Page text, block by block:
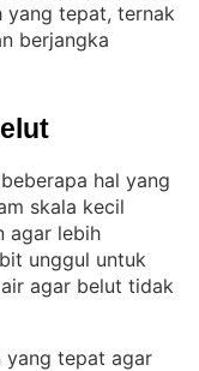
yang tepat, ternak
berjangka
hal yang
skala kecil
agar lebih
unggul untuk
agar belut tidak
yang tepat agar